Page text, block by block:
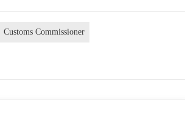
Customs Commissioner